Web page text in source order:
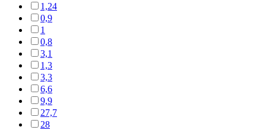
1,24
0,9
1
0,8
3,1
1,3
3,3
6,6
9,9
27,7
28